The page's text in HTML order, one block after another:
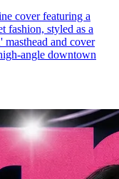
cover featuring a
fashion, styled as a
and cover
angle downtown